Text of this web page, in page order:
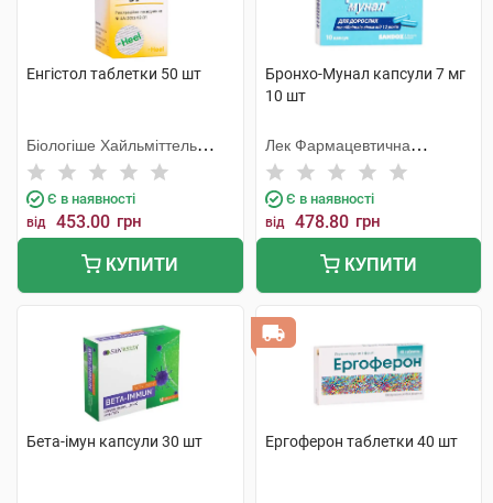
Енгістол таблетки 50 шт
Біологіше Хайльміттель
Хеель
Є в наявності
від 453.00 грн
КУПИТИ
Бронхо-Мунал капсули 7 мг
10 шт
Лек Фармацевтична
компанія
Є в наявності
від 478.80 грн
КУПИТИ
Бета-імун капсули 30 шт Ергоферон таблетки 40 шт